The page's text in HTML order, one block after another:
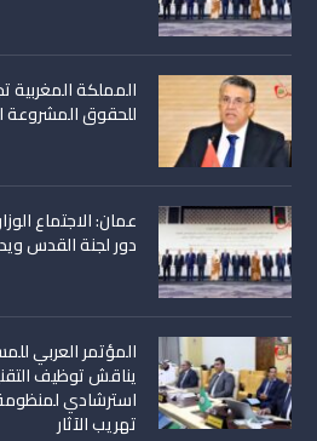
المملكة المغربية
للحقوق
عمان: الاجتماع
دور لجنة القدس
المؤتمر العربي
يناقش توظيف
استرشادي
تهريب الآثار